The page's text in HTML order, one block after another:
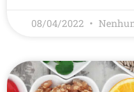
08/04/2022